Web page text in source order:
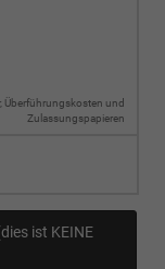
Überführungskosten und
Zulassungspapieren
ist KEINE